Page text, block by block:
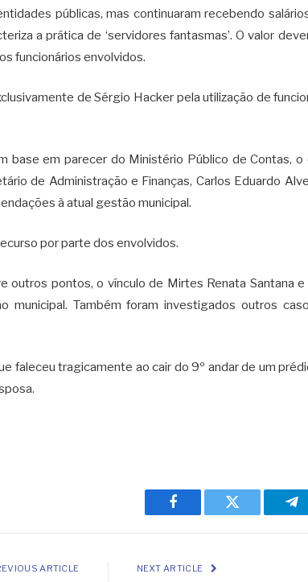
públicas, mas continuaram recebendo
a prática de ‘servidores fantasmas’. O valor
funcionários envolvidos.
de Sérgio Hacker pela utilização de
base em parecer do Ministério Público de Contas, o
de Administração e Finanças, Carlos Eduardo
à atual gestão municipal.
por parte dos envolvidos.
outros pontos, o vínculo de Mirtes Renata Santana
municipal. Também foram investigados outros
faleceu tragicamente ao cair do 9º andar de um
Facebook Twitter
ARTICLE NEXT ARTICLE